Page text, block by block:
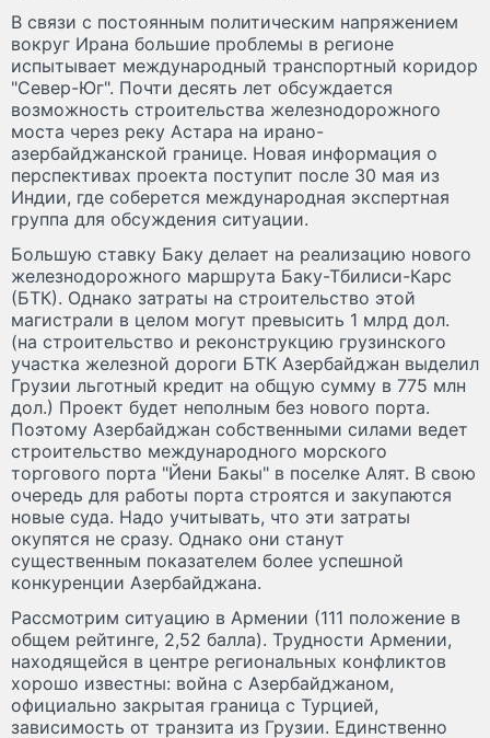
В связи с постоянным политическим напряжением
вокруг Ирана большие проблемы в регионе
испытывает международный транспортный коридор
"Север-Юг". Почти десять лет обсуждается
возможность строительства железнодорожного
моста через реку Астара на ирано-
азербайджанской границе. Новая информация о
перспективах проекта поступит после 30 мая из
Индии, где соберется международная экспертная
группа для обсуждения ситуации.
Большую ставку Баку делает на реализацию нового
железнодорожного маршрута Баку-Тбилиси-Карс
(БТК). Однако затраты на строительство этой
магистрали в целом могут превысить 1 млрд дол.
(на строительство и реконструкцию грузинского
участка железной дороги БТК Азербайджан выделил
Грузии льготный кредит на общую сумму в 775 млн
дол.) Проект будет неполным без нового порта.
Поэтому Азербайджан собственными силами ведет
строительство международного морского
торгового порта "Йени Бакы" в поселке Алят. В свою
очередь для работы порта строятся и закупаются
новые суда. Надо учитывать, что эти затраты
окупятся не сразу. Однако они станут
существенным показателем более успешной
конкуренции Азербайджана.
Рассмотрим ситуацию в Армении (111 положение в
общем рейтинге, 2,52 балла). Трудности Армении,
находящейся в центре региональных конфликтов
хорошо известны: война с Азербайджаном,
официально закрытая граница с Турцией,
зависимость от транзита из Грузии. Единственно